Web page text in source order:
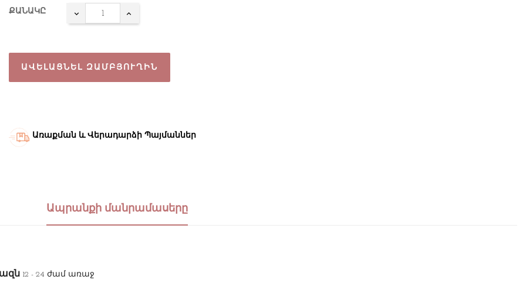
ՔԱՆԱԿԸ
ԱՎԵԼԱՑՆԵԼ ԶԱՄԲՅՈՒՂԻՆ
Առաքման և Վերադարձի Պայմաններ
Ապրանքի մանրամասերը
12 - 24 ժամ առաջ